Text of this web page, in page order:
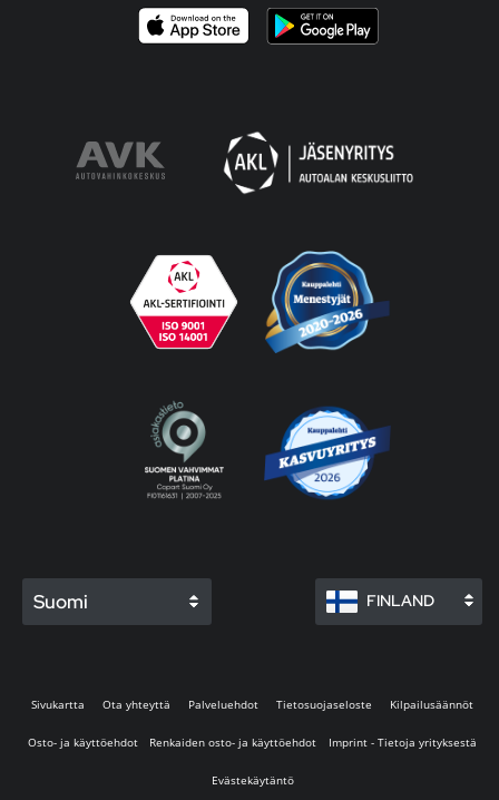
Suomi FINLAND
Sivukartta Ota yhteyttä Palveluehdot Tietosuojaseloste Kilpailusäännöt
Osto- ja käyttöehdot Renkaiden osto- ja käyttöehdot Imprint - Tietoja yrityksestä
Evästekäytäntö